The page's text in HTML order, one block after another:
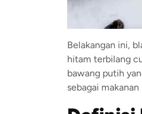
Belakangan ini,
hitam terbilang
bawang putih
sebagai